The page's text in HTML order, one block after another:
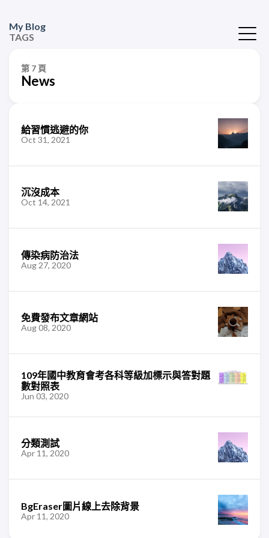
My Blog
TAGS
第 7 頁
News
給習慣逃避的你
Oct 31, 2021
沉沒成本
Oct 14, 2021
傳染病防治法
Aug 27, 2020
免費發布文章網站
Aug 08, 2020
109年國中教育會考各科等級加標示與答對題
數對照表
Jun 03, 2020
分類測試
Apr 11, 2020
BgEraser圖片線上去除背景
Apr 11, 2020